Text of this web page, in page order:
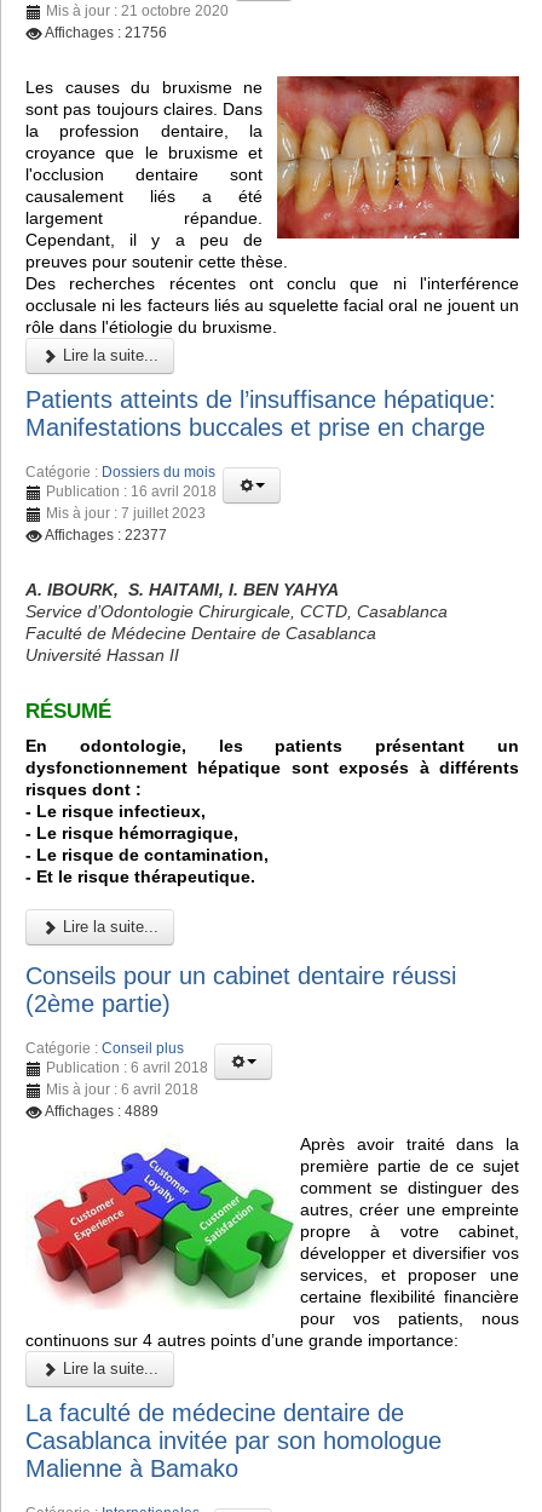
Mis à jour : 21 octobre 2020
Affichages : 21756
Les causes du bruxisme ne
sont pas toujours claires. Dans
la profession dentaire, la
croyance que le bruxisme et
l'occlusion dentaire sont
causalement liés a été
largement répandue.
Cependant, il y a peu de
preuves pour soutenir cette thèse.
Des recherches récentes ont conclu que ni l'interférence
occlusale ni les facteurs liés au squelette facial oral ne jouent un
rôle dans l'étiologie du bruxisme.
Lire la suite...
Patients atteints de l’insuffisance hépatique:
Manifestations buccales et prise en charge
Catégorie : Dossiers du mois
Publication : 16 avril 2018
Mis à jour : 7 juillet 2023
Affichages : 22377
A. IBOURK, S. HAITAMI, I. BEN YAHYA
Service d’Odontologie Chirurgicale, CCTD, Casablanca
Faculté de Médecine Dentaire de Casablanca
Université Hassan II
RÉSUMÉ
En odontologie, les patients présentant un
dysfonctionnement hépatique sont exposés à différents
risques dont :
- Le risque infectieux,
- Le risque hémorragique,
- Le risque de contamination,
- Et le risque thérapeutique.
Lire la suite...
Conseils pour un cabinet dentaire réussi
(2ème partie)
Catégorie : Conseil plus
Publication : 6 avril 2018
Mis à jour : 6 avril 2018
Affichages : 4889
Après avoir traité dans la
première partie de ce sujet
comment se distinguer des
autres, créer une empreinte
propre à votre cabinet,
développer et diversifier vos
services, et proposer une
certaine flexibilité financière
pour vos patients, nous
continuons sur 4 autres points d’une grande importance:
Lire la suite...
La faculté de médecine dentaire de
Casablanca invitée par son homologue
Malienne à Bamako